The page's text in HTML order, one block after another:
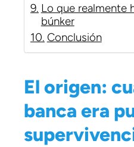
Lo que realmente
búnker
Conclusión
El origen:
banca era